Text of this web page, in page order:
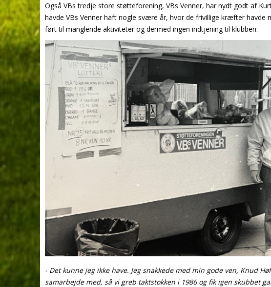
Også VBs tredje store støtteforening, VBs Venner, har nydt godt af
havde VBs Venner haft nogle svære år, hvor de frivillige kræfter havde
ført til manglende aktiviteter og dermed ingen indtjening til klubben:
- Det kunne jeg ikke have. Jeg snakkede med min gode ven, Knud
samarbejde med, så vi greb taktstokken i 1986 og fik igen skubbet